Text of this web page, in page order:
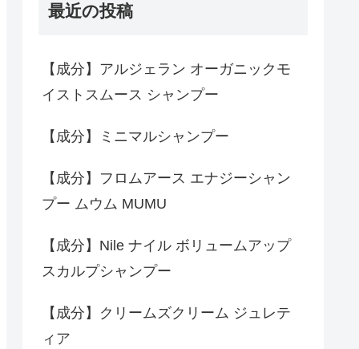
最近の投稿
【成分】アルジェラン オーガニックモ
イストスムース シャンプー
【成分】ミニマルシャンプー
【成分】フロムアース エナジーシャン
プー ムウム MUMU
【成分】Nile ナイル ボリュームアップ
スカルプシャンプー
【成分】クリームズクリーム ジュレテ
ィア